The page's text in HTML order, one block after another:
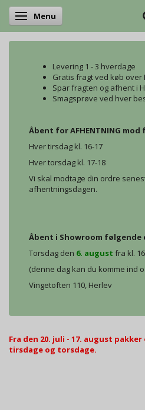
Skifte navigation
Menu
Levering 1 - 3 hverdage
Gratis fragt ved køb over
Spar fragten og afhent i
Smagsprøve ved hver
Åbent for AFHENTNING
Hver tirsdag kl. 16-17
Hver torsdag kl. 17-18
Vi skal modtage din ordre
afhentningsdagen.
Åbent i Showroom følgende
Torsdag den 6. august fra kl.
(denne dag kan du komme ind
Vingetoften 110, Herlev
Fra den 20. juli - 17. august
tirsdage og torsdage.